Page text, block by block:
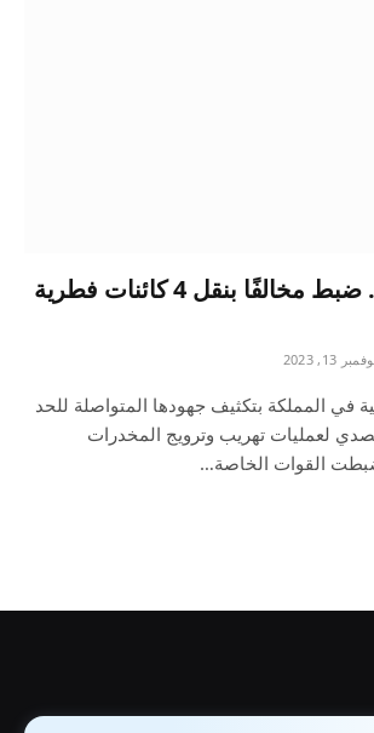
“الأمن البيئي”.. ضبط مخالفًا بنقل 4 كائنات فطرية
13, 2023
في المملكة بتكثيف جهودها المتواصلة للحد
لعمليات تهريب وترويج المخدرات
القوات الخاصة…